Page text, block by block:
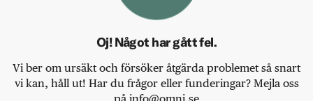
Oj! Något har gått fel.
Vi ber om ursäkt och försöker åtgärda problemet så snart
vi kan, håll ut! Har du frågor eller funderingar? Mejla oss